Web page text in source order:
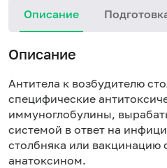
Описание
Описание
Антитела к возбудителю
специфические
иммуноглобулины,
системой в ответ на
столбняка или вакцинацию
анатоксином.